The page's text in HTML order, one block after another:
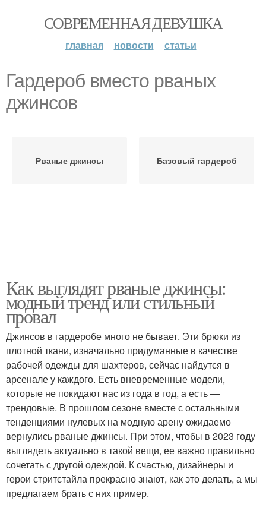
СОВРЕМЕННАЯ ДЕВУШКА
главная новости статьи
Гардероб вместо рваных
джинсов
Рваные джинсы Базовый гардероб
Как выглядят рваные джинсы:
модный тренд или стильный
провал
Джинсов в гардеробе много не бывает. Эти брюки из
плотной ткани, изначально придуманные в качестве
рабочей одежды для шахтеров, сейчас найдутся в
арсенале у каждого. Есть вневременные модели,
которые не покидают нас из года в год, а есть —
трендовые. В прошлом сезоне вместе с остальными
тенденциями нулевых на модную арену ожидаемо
вернулись рваные джинсы. При этом, чтобы в 2023 году
выглядеть актуально в такой вещи, ее важно правильно
сочетать с другой одеждой. К счастью, дизайнеры и
герои стритстайла прекрасно знают, как это делать, а мы
предлагаем брать с них пример.